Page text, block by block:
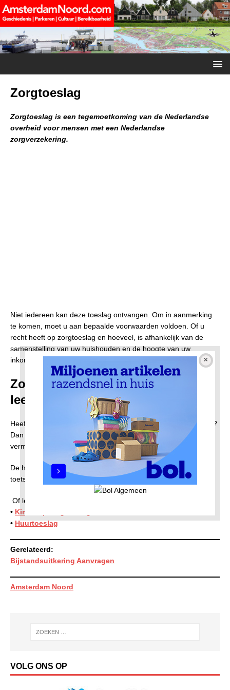
Zorgtoeslag
Zorgtoeslag is een tegemoetkoming van de Nederlandse
overheid voor mensen met een Nederlandse
zorgverzekering.
Niet iedereen kan deze toeslag ontvangen. Om in aanmerking
te komen, moet u aan bepaalde voorwaarden voldoen. Of u
recht heeft op zorgtoeslag en hoeveel, is afhankelijk van de
samenstelling van uw huishouden en de hoogte van uw
inkomen.
Zorgtoeslag en AOW-gerechtigde
leeftijd
Heeft u bijvoorbeeld de AOW-gerechtigde leeftijd reeds bereikt?
Dan is uw inkomen doorslaggevend voor de hoogte van
vermogensvrijstelling.
De hoogte van uw toeslag hangt af van het (gezamenlijk)
toetsingsinkomen van u en uw eventuele toeslagpartner.
Of lees meer over:
• Kinderopvangtoeslag
• Huurtoeslag
Gerelateerd:
Bijstandsuitkering Aanvragen
Amsterdam Noord
VOLG ONS OP